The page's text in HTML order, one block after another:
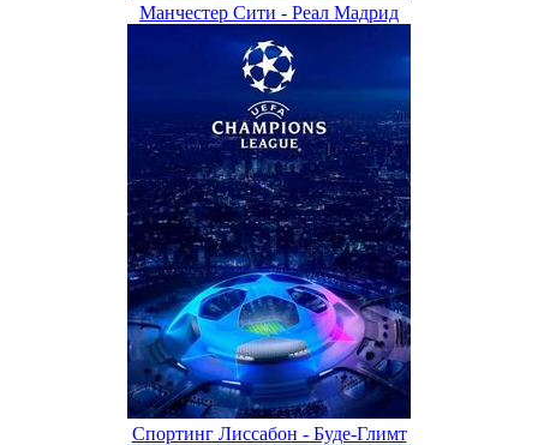
Манчестер Сити - Реал Мадрид
Спортинг Лиссабон - Буде-Глимт